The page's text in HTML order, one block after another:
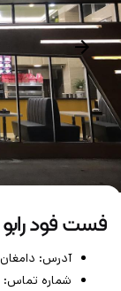
فست فود رابو
آدرس:
شماره تماس: